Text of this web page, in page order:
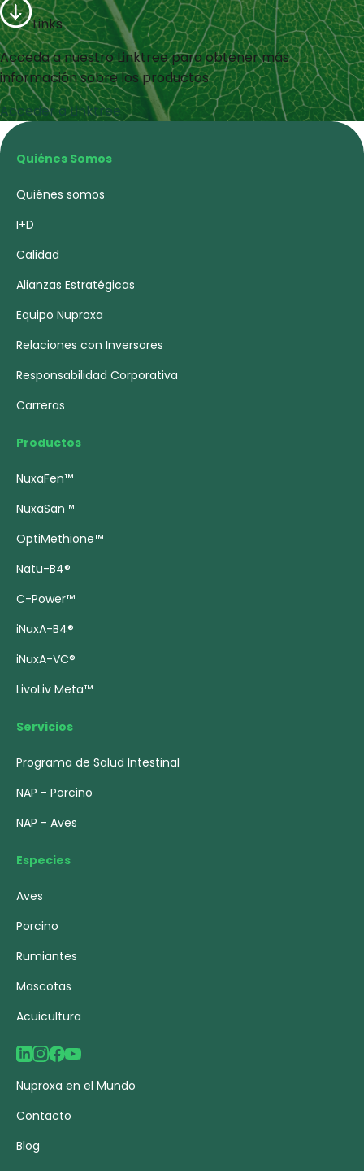
Links
Acceda a nuestro Linktree para obtener más
información sobre los productos
Acceder a Linktree
Quiénes Somos
Quiénes somos
I+D
Calidad
Alianzas Estratégicas
Equipo Nuproxa
Relaciones con Inversores
Responsabilidad Corporativa
Carreras
Productos
NuxaFen™
NuxaSan™
OptiMethione™
Natu-B4®
C-Power™
iNuxA-B4®
iNuxA-VC®
LivoLiv Meta™
Servicios
Programa de Salud Intestinal
NAP - Porcino
NAP - Aves
Especies
Aves
Porcino
Rumiantes
Mascotas
Acuicultura
Nuproxa en el Mundo
Contacto
Blog